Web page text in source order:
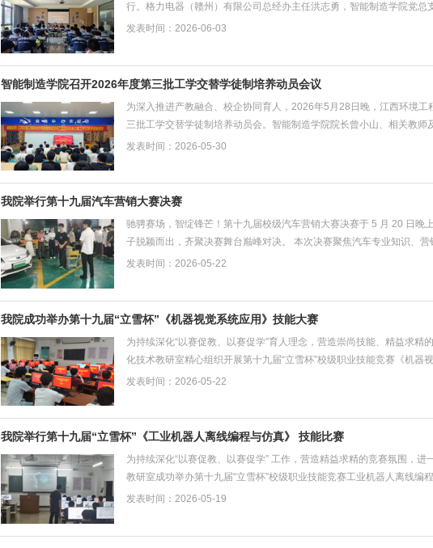
行。格力电器（赣州）有限公司总经办主任洪志勇，智能制造学院党
支书记陈安安、专职辅导员张凤强及当天值班教师出席仪式...
发表时间：2026-06-03
智能制造学院召开2026年度第三批工学交替学徒制培养动员会议
为深入推进产教融合、校企协同育人，2026年5月28日晚，江西环境
三批工学交替学徒制培养动员会。智能制造学院院长曾小山、相关教
国歌声中拉开帷幕。工业机器人技术专业教研室主任卢...
发表时间：2026-05-30
我院举行第十九届汽车营销大赛决赛
驰骋赛场，智绽锋芒！第十九届校级汽车营销大赛决赛于 5 月 20 日
子脱颖而出，齐聚决赛舞台巅峰对决。 本次决赛聚焦汽车专业知识、
学识为基，结合行业市场趋势，展现出色营销思路...
发表时间：2026-05-22
我院成功举办第十九届“立雪杯”《机器视觉系统应用》技能大赛
为持续深化“以赛促教、以赛促学”育人理念，营造崇尚技能、精益求
化技术教研室精心组织开展第十九届“立雪杯”校级职业技能竞赛《机
过初赛层层选拔筛选，最终决赛于5月20日下...
发表时间：2026-05-22
我院举行第十九届“立雪杯”《工业机器人离线编程与仿真》 技能比赛
为持续深化“以赛促教、以赛促学” 工作，营造精益求精的竞赛氛围，
教研室成功举办第十九届“立雪杯”校级职业技能竞赛工业机器人离线
室的精心筹备与组织下，比赛严格遵循公平、公...
发表时间：2026-05-19